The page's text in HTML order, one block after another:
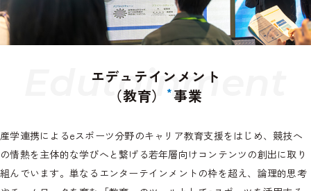
utainm
エデュテインメント
（教育）
*事業
産学連携によるeスポーツ分野のキャリア教育支援をはじめ、競技へ
の情熱を主体的な学びへと繋げる若年層向けコンテンツの創出に取り
組んでいます。単なるエンターテインメントの枠を超え、論理的思考